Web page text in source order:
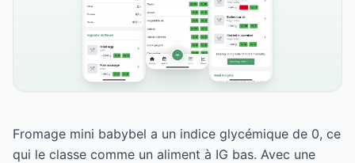
Fromage mini babybel a un indice glycémique de 0, ce
qui le classe comme un aliment à IG bas. Avec une